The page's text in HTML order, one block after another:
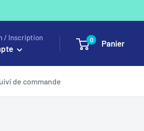
/ Inscription 0 Panier
de commande